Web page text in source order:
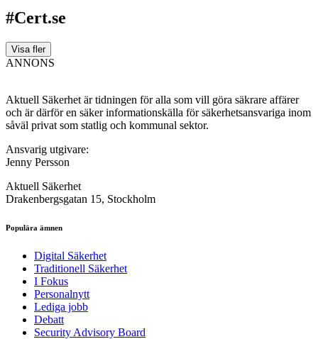
#Cert.se
Visa fler
ANNONS
Aktuell Säkerhet är tidningen för alla som vill göra säkrare affärer
och är därför en säker informationskälla för säkerhets­ansvariga inom
såväl privat som statlig och kommunal sektor.
Ansvarig utgivare:
Jenny Persson
Aktuell Säkerhet
Drakenbergsgatan 15, Stockholm
Populära ämnen
Digital Säkerhet
Traditionell Säkerhet
I Fokus
Personalnytt
Lediga jobb
Debatt
Security Advisory Board